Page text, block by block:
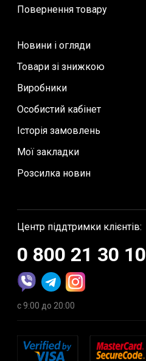
Повернення товару
Новини і огляди
Товари зі знижкою
Виробники
Особистий кабінет
Історія замовлень
Мої закладки
Розсилка новин
Центр піддтримки клієнтів:
0 800 21 30 10
с 9:00 до 20:00